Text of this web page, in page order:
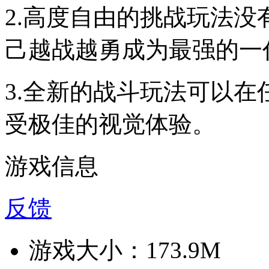
2.高度自由的挑战玩法
己越战越勇成为最强的
3.全新的战斗玩法可以
受极佳的视觉体验。
游戏信息
反馈
游戏大小： 173.9M